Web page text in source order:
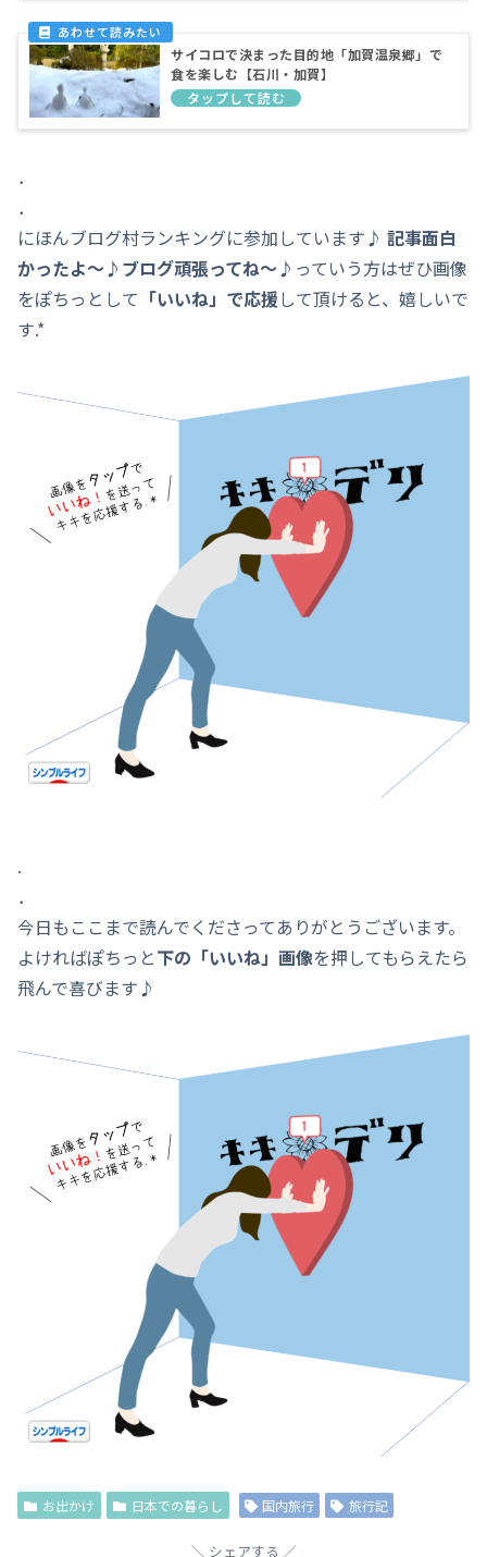
サイコロで決まった目的地「加賀温泉郷」で
食を楽しむ【石川・加賀】
．
．
にほんブログ村ランキングに参加しています♪ 記事面白
かったよ～♪ブログ頑張ってね～♪ っていう方はぜひ画像
をぽちっとして 「いいね」で応援 して頂けると、嬉しいで
す.*
.
．
今日もここまで読んでくださってありがとうございます。
よければぽちっと下の「いいね」画像を押してもらえたら
飛んで喜びます♪
お出かけ 日本での暮らし 国内旅行 旅行記
シェアする